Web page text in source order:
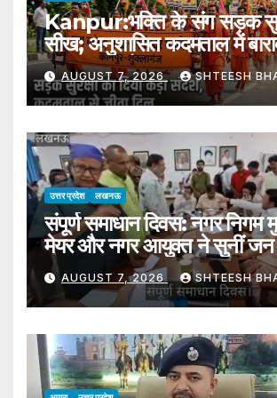
Kanpur:भक्ति के संग सड़क
सीख; अनुशासित कदमताल में
हुआ कांवड़ियों का बड़ा जत्था –
kanwar-yatra-road-
message-lodheshwar-
mahadev
AUGUST 7, 2026 SHTEESH
उत्तर प्रदेश लखनऊ
संपूर्ण समाधान दिवस: नगर निगम
मेयर और नगर आयुक्त ने सुनीं जन
AUGUST 7, 2026 SHTEESH